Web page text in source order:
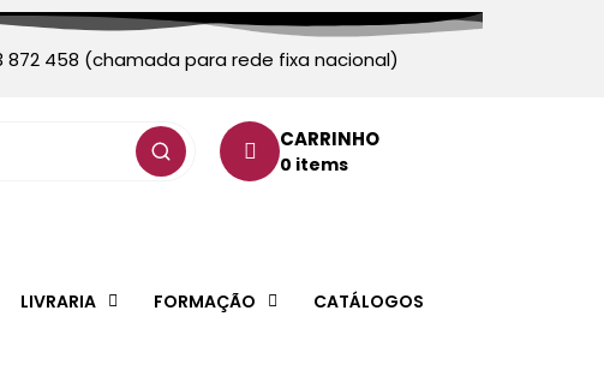
872 458 (chamada para rede fixa nacional)
CARRINHO
0 items
LIVRARIA FORMAÇÃO CATÁLOGOS